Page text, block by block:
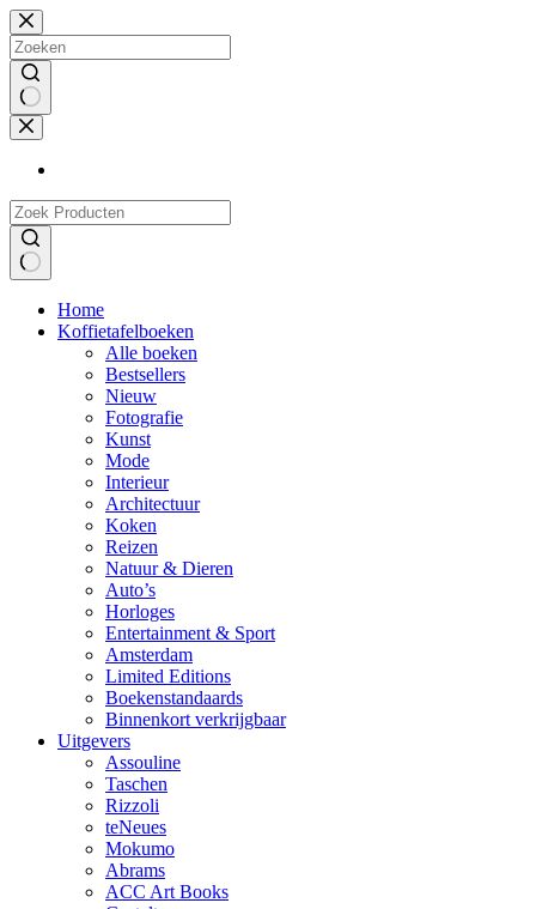
Doorgaan
naar
artikel
Geen
resultaten
resultatenHome
Koffietafelboeken
Alle boeken
Bestsellers
Nieuw
Fotografie
Kunst
Mode
Interieur
Architectuur
Koken
Reizen
Natuur & Dieren
Auto’s
Horloges
Entertainment & Sport
Amsterdam
Limited Editions
Boekenstandaards
Binnenkort verkrijgbaar
Uitgevers
Assouline
Taschen
Rizzoli
teNeues
Mokumo
Abrams
ACC Art Books